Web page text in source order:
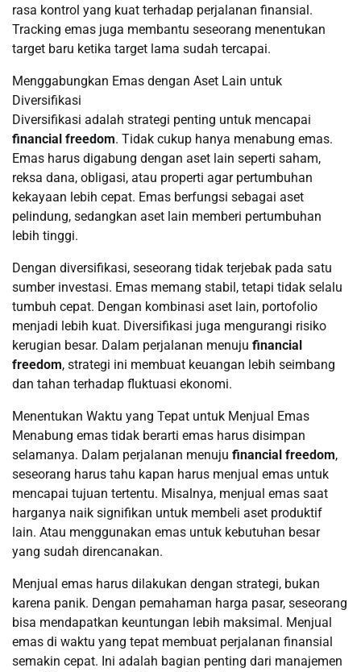
rasa kontrol yang kuat terhadap perjalanan finansial.
Tracking emas juga membantu seseorang menentukan
target baru ketika target lama sudah tercapai.
Menggabungkan Emas dengan Aset Lain untuk
Diversifikasi
Diversifikasi adalah strategi penting untuk mencapai
financial freedom. Tidak cukup hanya menabung emas.
Emas harus digabung dengan aset lain seperti saham,
reksa dana, obligasi, atau properti agar pertumbuhan
kekayaan lebih cepat. Emas berfungsi sebagai aset
pelindung, sedangkan aset lain memberi pertumbuhan
lebih tinggi.
Dengan diversifikasi, seseorang tidak terjebak pada satu
sumber investasi. Emas memang stabil, tetapi tidak selalu
tumbuh cepat. Dengan kombinasi aset lain, portofolio
menjadi lebih kuat. Diversifikasi juga mengurangi risiko
kerugian besar. Dalam perjalanan menuju financial
freedom, strategi ini membuat keuangan lebih seimbang
dan tahan terhadap fluktuasi ekonomi.
Menentukan Waktu yang Tepat untuk Menjual Emas
Menabung emas tidak berarti emas harus disimpan
selamanya. Dalam perjalanan menuju financial freedom,
seseorang harus tahu kapan harus menjual emas untuk
mencapai tujuan tertentu. Misalnya, menjual emas saat
harganya naik signifikan untuk membeli aset produktif
lain. Atau menggunakan emas untuk kebutuhan besar
yang sudah direncanakan.
Menjual emas harus dilakukan dengan strategi, bukan
karena panik. Dengan pemahaman harga pasar, seseorang
bisa mendapatkan keuntungan lebih maksimal. Menjual
emas di waktu yang tepat membuat perjalanan finansial
semakin cepat. Ini adalah bagian penting dari manajemen